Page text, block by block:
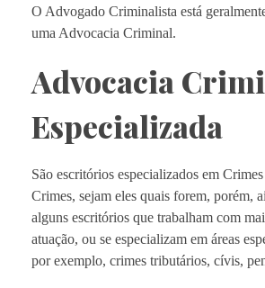
O Advogado Criminalista está
uma Advocacia Criminal.
Advocacia
Especializada
São escritórios especializados em
Crimes, sejam eles quais forem, porém,
alguns escritórios que trabalham com
atuação, ou se especializam em áreas
por exemplo, crimes tributários, cívis,